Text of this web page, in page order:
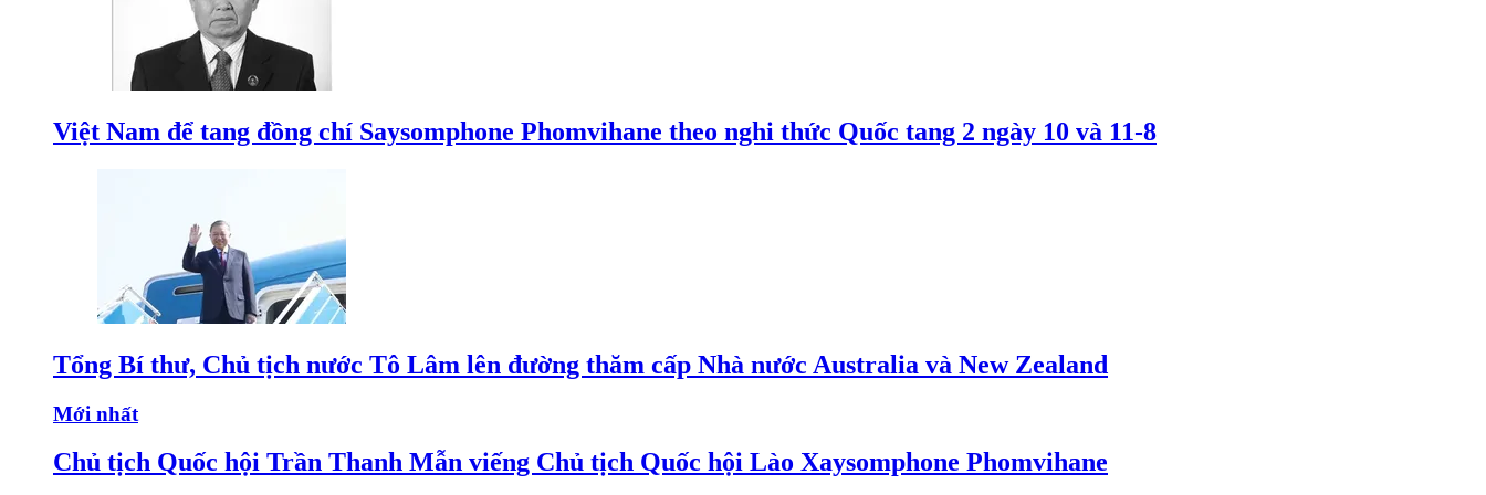
Việt Nam để tang đồng chí Saysomphone Phomvihane theo nghi thức Quốc tang 2 ngày 10 và 11-8
Tổng Bí thư, Chủ tịch nước Tô Lâm lên đường thăm cấp Nhà nước Australia và New Zealand
Mới nhất
Chủ tịch Quốc hội Trần Thanh Mẫn viếng Chủ tịch Quốc hội Lào Xaysomphone Phomvihane